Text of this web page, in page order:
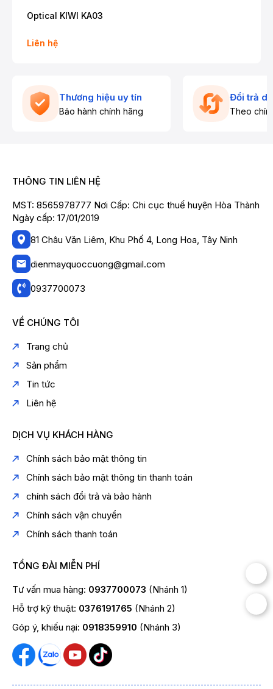
Optical KIWI KA03
Liên hệ
Thương hiệu uy tín
Bảo hành chính hãng
Đổi trả
Theo
THÔNG TIN LIÊN HỆ
MST: 8565978777 Nơi Cấp: Chi cục thuế huyện Hòa Thành
Ngày cấp: 17/01/2019
81 Châu Văn Liêm, Khu Phố 4, Long Hoa, Tây Ninh
dienmayquoccuong@gmail.com
0937700073
VỀ CHÚNG TÔI
Trang chủ
Sản phẩm
Tin tức
Liên hệ
DỊCH VỤ KHÁCH HÀNG
Chính sách bảo mật thông tin
Chính sách bảo mật thông tin thanh toán
chính sách đổi trả và bảo hành
Chính sách vận chuyển
Chính sách thanh toán
TỔNG ĐÀI MIỄN PHÍ
Tư vấn mua hàng: 0937700073 (Nhánh 1)
Hỗ trợ kỹ thuật: 0376191765 (Nhánh 2)
Góp ý, khiếu nại: 0918359910 (Nhánh 3)